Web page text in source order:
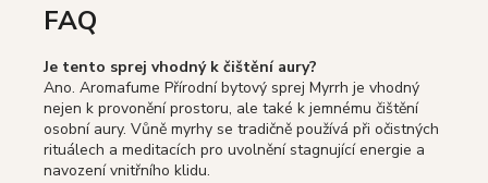
FAQ
Je tento sprej vhodný k čištění aury?
Ano. Aromafume Přírodní bytový sprej Myrrh je vhodný
nejen k provonění prostoru, ale také k jemnému čištění
osobní aury. Vůně myrhy se tradičně používá při očistných
rituálech a meditacích pro uvolnění stagnující energie a
navození vnitřního klidu.